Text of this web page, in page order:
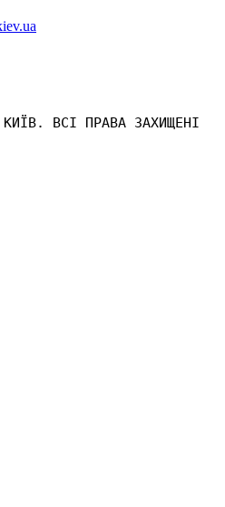
ВСІ ПРАВА ЗАХИЩЕНІ